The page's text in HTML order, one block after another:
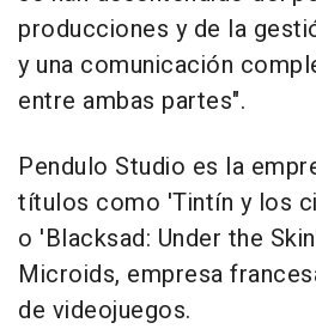
producciones y de la
y una comunicación
entre ambas partes".
Pendulo Studio es la
títulos como 'Tintín y los
o 'Blacksad: Under the
Microids, empresa
de videojuegos.